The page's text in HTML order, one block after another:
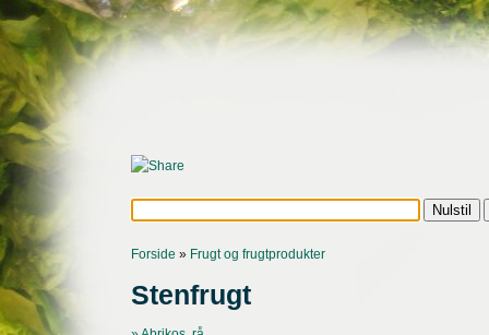
Forside » Frugt og frugtprodukter
Stenfrugt